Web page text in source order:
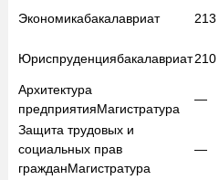
Экономикабакалавриат 213
Юриспруденциябакалавриат210
Архитектура
предприятияМагистратура
—
Защита трудовых и
социальных прав
гражданМагистратура
—